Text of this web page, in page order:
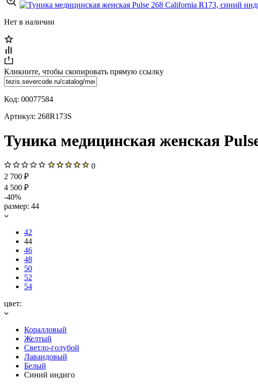
Нет в наличии
Кликните, чтобы скопировать прямую ссылку
Код: 00077584
Артикул: 268R173S
Туника медицинская женская
0
2 700 ₽
4 500 ₽
-40%
размер: 44
42
44
46
48
50
52
54
цвет:
Коралловый
Желтый
Светло-голубой
Лавандовый
Белый
Синий индиго